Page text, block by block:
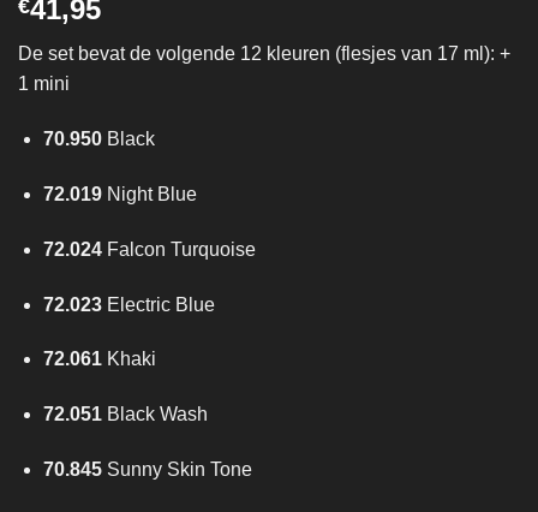
€41,95
De set bevat de volgende 12 kleuren (flesjes van 17 ml): +
1 mini
70.950Black
72.019Night Blue
72.024Falcon Turquoise
72.023Electric Blue
72.061Khaki
72.051Black Wash
70.845Sunny Skin Tone